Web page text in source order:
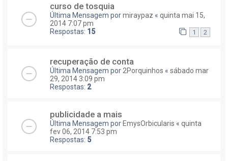
curso de tosquia
Última Mensagem pormiraypaz « quinta mai 15,
2014 7:07 pm
Respostas: 15 1 2
recuperação de conta
Última Mensagem por 2Porquinhos « sábado mar
29, 2014 3:09 pm
Respostas: 2
publicidade a mais
Última Mensagem por EmysOrbicularis « quinta
fev 06, 2014 7:53 pm
Respostas: 5